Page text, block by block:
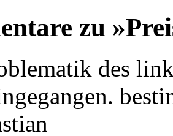
zu
des